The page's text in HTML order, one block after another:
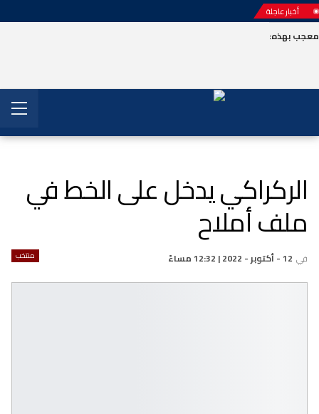
أخبار عاجلة
بهذه:
الركراكي يدخل على الخط في
ملف أملاح
منتخب في12 - أكتوبر - 2022 | 12:32 مساءً